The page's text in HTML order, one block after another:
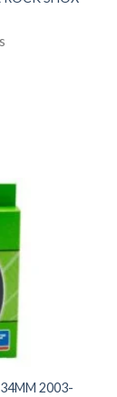
34MM 2003-